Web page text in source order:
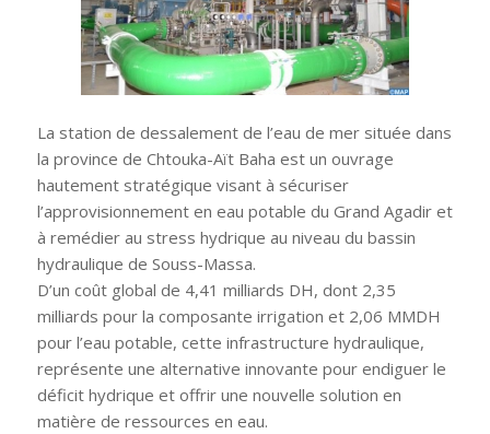
La station de dessalement de l’eau de mer située dans
la province de Chtouka-Aït Baha est un ouvrage
hautement stratégique visant à sécuriser
l’approvisionnement en eau potable du Grand Agadir et
à remédier au stress hydrique au niveau du bassin
hydraulique de Souss-Massa.
D’un coût global de 4,41 milliards DH, dont 2,35
milliards pour la composante irrigation et 2,06 MMDH
pour l’eau potable, cette infrastructure hydraulique,
représente une alternative innovante pour endiguer le
déficit hydrique et offrir une nouvelle solution en
matière de ressources en eau.